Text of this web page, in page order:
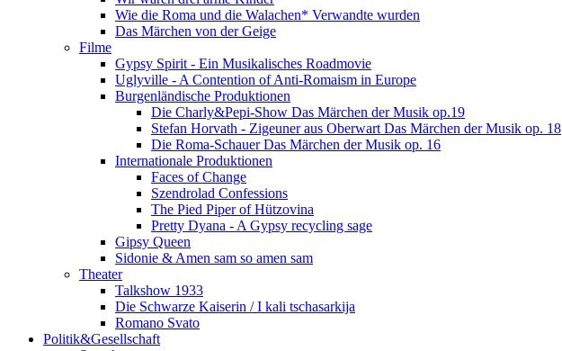
Wie die Roma und die Walachen* Verwandte wurden
Das Märchen von der Geige
Filme
Gypsy Spirit - Ein Musikalisches Roadmovie
Uglyville - A Contention of Anti-Romaism in Europe
Burgenländische Produktionen
Die Charly&Pepi-Show Das Märchen der Musik op.19
Stefan Horvath - Zigeuner aus Oberwart Das Märchen der Musik op. 18
Die Roma-Schauer Das Märchen der Musik op. 16
Internationale Produktionen
Faces of Change
Szendrolad Confessions
The Pied Piper of Hützovina
Pretty Dyana - A Gypsy recycling sage
Gipsy Queen
Sidonie & Amen sam so amen sam
Theater
Talkshow 1933
Die Schwarze Kaiserin / I kali tschasarkija
Romano Svato
Politik&Gesellschaft